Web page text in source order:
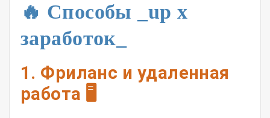
🔥 Способы _up x
заработок_
1. Фриланс и удаленная
работа 🖥️